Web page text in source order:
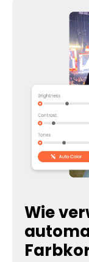
Wie